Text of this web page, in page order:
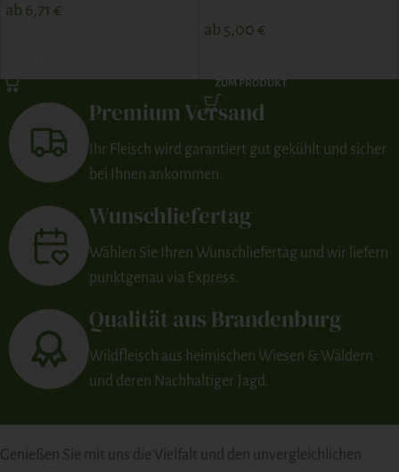
ab 6,71 €
ab 5,00 €
ZUM PRODUKT
Premium Versand
Ihr Fleisch wird garantiert gut gekühlt und sicher
bei Ihnen ankommen.
Wunschliefertag
Wählen Sie Ihren Wunschliefertag und wir liefern
punktgenau via Express.
Qualität aus Brandenburg
Wildfleisch aus heimischen Wiesen & Wäldern
und deren Nachhaltiger Jagd.
Genießen Sie mit uns die Vielfalt und den unvergleichlichen